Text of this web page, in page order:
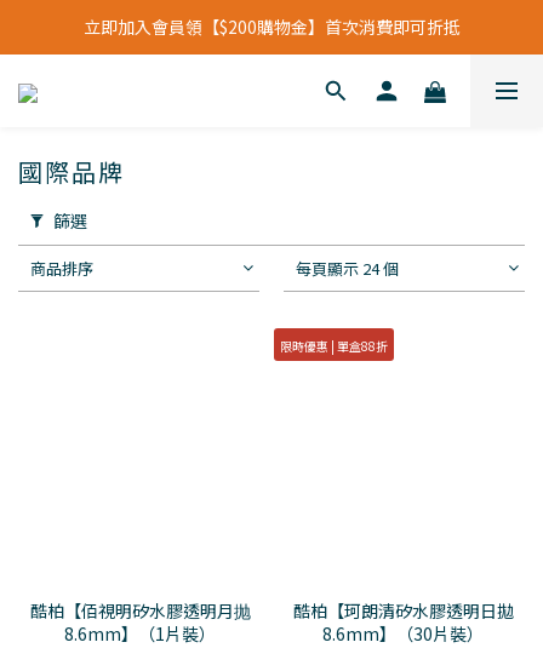
立即加入會員領【$200購物金】首次消費即可折抵
立即加入會員領【$200購物金】首次消費即可折抵
會員福利新升級⁺紅利點數【1點折抵現金$1元】
國際品牌
篩選
商品排序 每頁顯示 24 個
酷柏【佰視明矽水膠透明月抛
8.6mm】（1片裝）
限時優惠 | 單盒88折
酷柏【珂朗清矽水膠透明日拋
8.6mm】（30片裝）